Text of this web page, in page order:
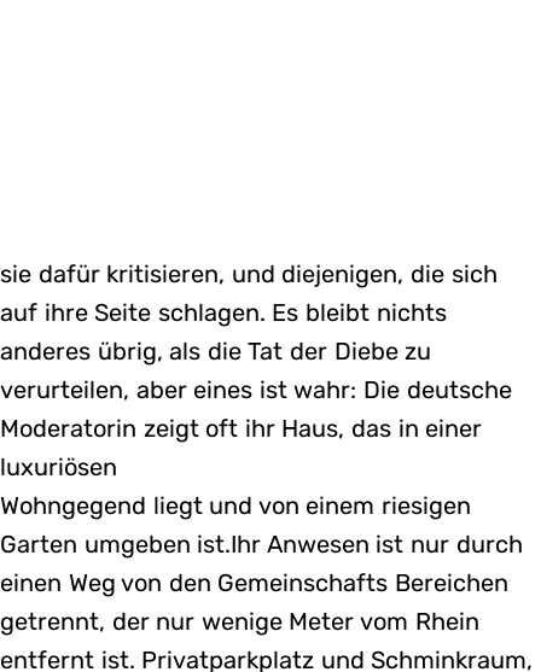
sie dafür kritisieren, und diejenigen, die sich
auf ihre Seite schlagen. Es bleibt nichts
anderes übrig, als die Tat der Diebe zu
verurteilen, aber eines ist wahr: Die deutsche
Moderatorin zeigt oft ihr Haus, das in einer
luxuriösen
Wohngegend liegt und von einem riesigen
Garten umgeben ist.Ihr Anwesen ist nur durch
einen Weg von den Gemeinschafts Bereichen
getrennt, der nur wenige Meter vom Rhein
entfernt ist. Privatparkplatz und Schminkraum,